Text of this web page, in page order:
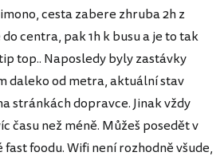
cesta zabere zhruba 2h z
centra, pak 1h k busu a je to tak
top.. Naposledy byly zastávky
daleko od metra, aktuální stav
stránkách dopravce. Jinak vždy
času než méně. Můžeš posedět v
fast foodu. Wifi není rozhodně všude,